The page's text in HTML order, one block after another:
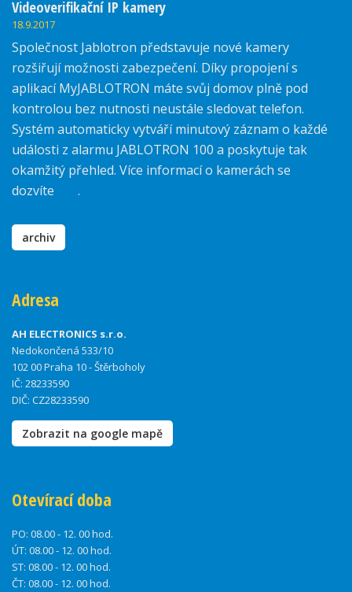
Videoverifikační IP kamery
18.9.2017
Společnost Jablotron představuje nové kamery
rozšiřují možnosti zabezpečení. Díky propojení s
aplikací MyJABLOTRON máte svůj domov plně pod
kontrolou bez nutnosti neustále sledovat telefon.
Systém automaticky vytváří minutový záznam o každé
události z alarmu JABLOTRON 100 a poskytuje tak
okamžitý přehled. Více informací o kamerách se
dozvíte
.
archiv
Adresa
AH ELECTRONICS s.r.o.
Nedokončená 533/10
102 00 Praha 10 - Štěrboholy
IČ: 28233590
DIČ: CZ28233590
Zobrazit na google mapě
Otevírací doba
PO: 08.00 - 12. 00 hod.
ÚT: 08.00 - 12. 00 hod.
ST: 08.00 - 12. 00 hod.
ČT: 08.00 - 12. 00 hod.